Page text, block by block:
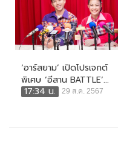
‘อาร์สยาม’ เปิดโปรเจกต์
พิเศษ ‘อีสาน BATTLE’...
17:34 น.
29 ส.ค. 2567